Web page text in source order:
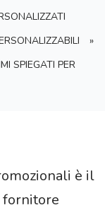
»
SPIEGATI PER
è il
fornitore